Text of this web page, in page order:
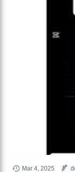
Mar 4, 2025